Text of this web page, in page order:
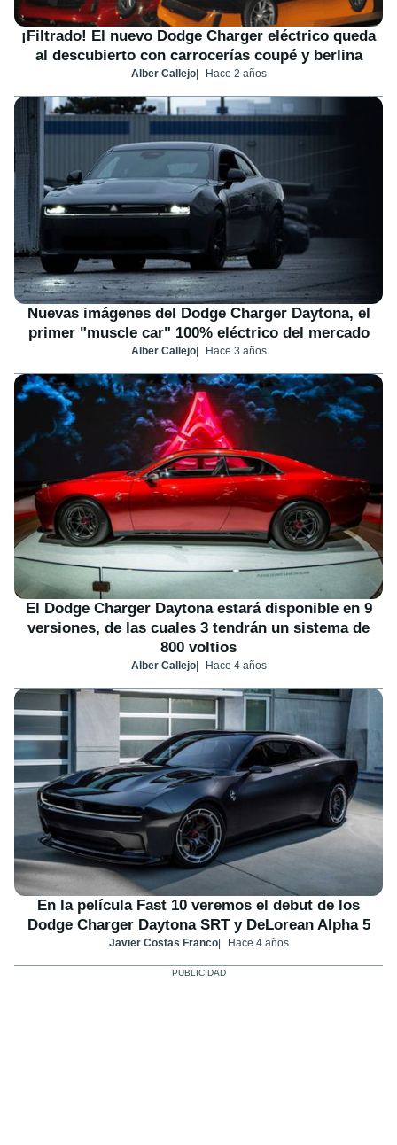
¡Filtrado! El nuevo Dodge Charger eléctrico queda
al descubierto con carrocerías coupé y berlina
Alber Callejo Hace 2 años
Nuevas imágenes del Dodge Charger Daytona, el
primer "muscle car" 100% eléctrico del mercado
Alber Callejo Hace 3 años
El Dodge Charger Daytona estará disponible en 9
versiones, de las cuales 3 tendrán un sistema de
800 voltios
Alber Callejo Hace 4 años
En la película Fast 10 veremos el debut de los
Dodge Charger Daytona SRT y DeLorean Alpha 5
Javier Costas Franco Hace 4 años